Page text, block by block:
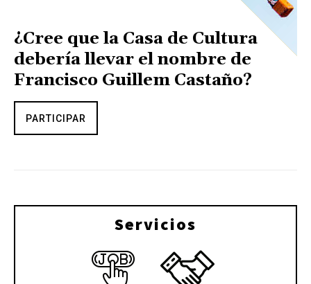
¿Cree que la Casa de Cultura
debería llevar el nombre de
Francisco Guillem Castaño?
PARTICIPAR
Servicios